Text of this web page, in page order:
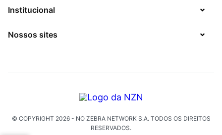
Institucional
Sobre
Jobs
Política de Privacidade
Solicitação de Exclusão de Dados
Nossos sites
Click Jogos
© COPYRIGHT 2026- NO ZEBRA NETWORK S.A. TODOS OS DIREITOS
RESERVADOS.